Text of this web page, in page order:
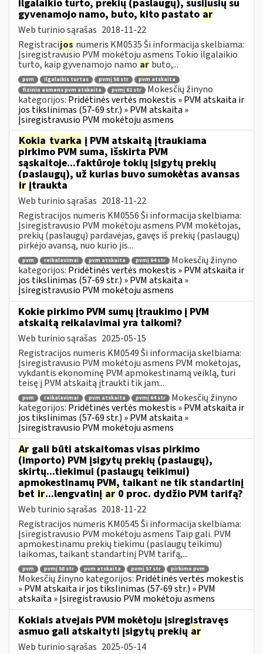
ilgalaikio turto, prekių (paslaugų), susijusių su
gyvenamojo namo, buto, kito pastato ar
Web turinio sąrašas 2018-11-22
Registracijos numeris KM0535 Ši informacija skelbiama:
Įsiregistravusio PVM mokėtoju asmens Tokio ilgalaikio
turto, kaip gyvenamojo namo ar buto,...
pvm ilgalaikis turtas pvmį 58 str
pvm atskaita
fizinio asmens pvm atskaita
pvmį 61 str
Mokesčių žinyno
kategorijos: Pridėtinės vertės mokestis » PVM atskaita ir
jos tikslinimas (57-69 str.) » PVM atskaita »
Įsiregistravusio PVM mokėtoju asmens
Kokia tvarka į PVM atskaitą įtraukiama
pirkimo PVM suma, išskirta PVM
sąskaitoje...faktūroje tokių įsigytų prekių
(paslaugų), už kurias buvo sumokėtas avansas
ir įtraukta
Web turinio sąrašas 2018-11-22
Registracijos numeris KM0556 Ši informacija skelbiama:
Įsiregistravusio PVM mokėtoju asmens PVM mokėtojas,
prekių (paslaugų) pardavėjas, gavęs iš prekių (paslaugų)
pirkėjo avansą, nuo kurio jis...
pvm reikalavimai pvm atskaita pvmį 64 str
Mokesčių žinyno
kategorijos: Pridėtinės vertės mokestis » PVM atskaita ir
jos tikslinimas (57-69 str.) » PVM atskaita »
Įsiregistravusio PVM mokėtoju asmens
Kokie pirkimo PVM sumų įtraukimo į PVM
atskaitą reikalavimai yra taikomi?
Web turinio sąrašas 2025-05-15
Registracijos numeris KM0549 Ši informacija skelbiama:
Įsiregistravusio PVM mokėtoju asmens PVM mokėtojas,
vykdantis ekonominę PVM apmokestinamą veiklą, turi
teisę į PVM atskaitą įtraukti tik jam...
pvm reikalavimai pvm atskaita pvmį 64 str
Mokesčių žinyno
kategorijos: Pridėtinės vertės mokestis » PVM atskaita ir
jos tikslinimas (57-69 str.) » PVM atskaita »
Įsiregistravusio PVM mokėtoju asmens
Ar gali būti atskaitomas visas pirkimo
(importo) PVM įsigytų prekių (paslaugų),
skirtų...tiekimui (paslaugų teikimui)
apmokestinamų PVM, taikant ne tik standartinį
bet ir...lengvatinį ar 0 proc. dydžio PVM tarifą?
Web turinio sąrašas 2018-11-22
Registracijos numeris KM0545 Ši informacija skelbiama:
Įsiregistravusio PVM mokėtoju asmens Taip gali. PVM
apmokestinamu prekių tiekimu (paslaugų teikimu)
laikomas, taikant standartinį PVM tarifą,...
pvm pvmį 58 str pvm atskaita pvmį 57 str pirkimo pvm
Mokesčių žinyno kategorijos: Pridėtinės vertės mokestis
» PVM atskaita ir jos tikslinimas (57-69 str.) » PVM
atskaita » Įsiregistravusio PVM mokėtoju asmens
Kokiais atvejais PVM mokėtoju įsiregistravęs
asmuo gali atskaityti įsigytų prekių ar
Web turinio sąrašas 2025-05-14